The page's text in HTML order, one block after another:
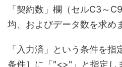
「契約数」欄（セルC3～
均、およびデータ数を求め
「入力済」という条件を
条件］に「"<>"」と指定し